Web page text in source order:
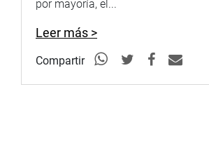
por mayoría, el...
Leer más >
Compartir